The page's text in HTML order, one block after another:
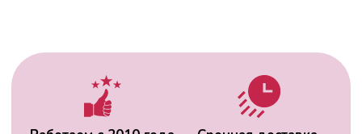
Гарантия качества Фото перед